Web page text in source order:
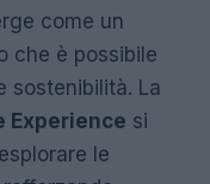
come un
che è possibile
sostenibilità. La
Experience si
le